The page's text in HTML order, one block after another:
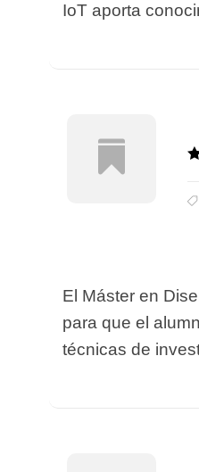
IoT aporta
El Máster en
para que el
técnicas de